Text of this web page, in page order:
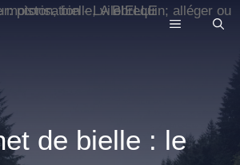
MENU
de bielle : le